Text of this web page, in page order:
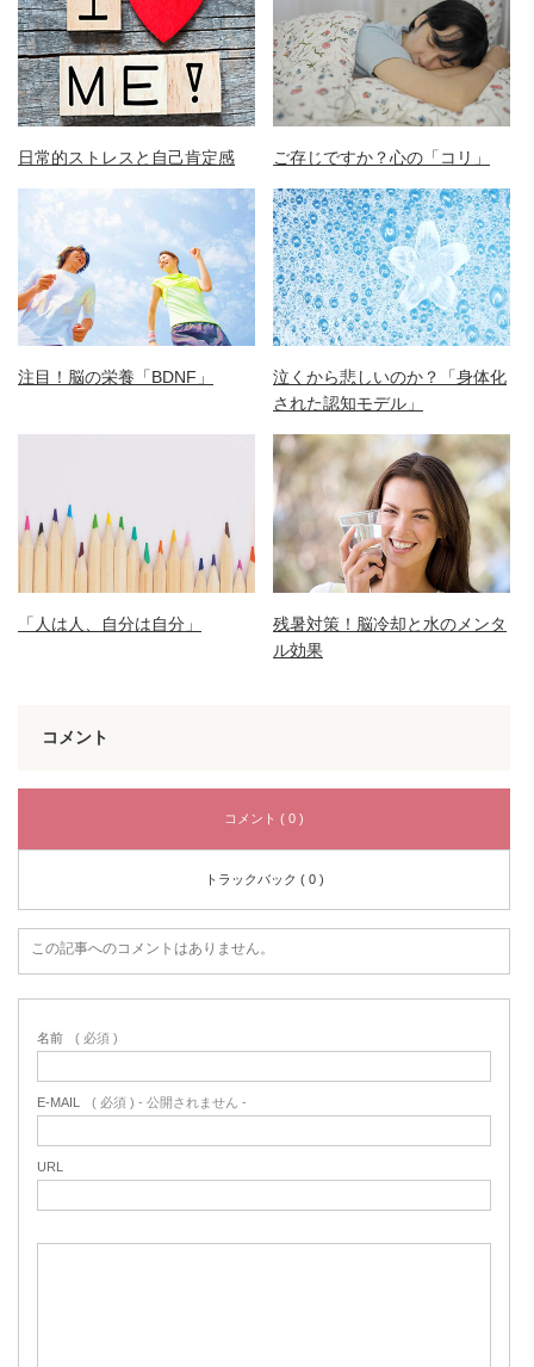
日常的ストレスと自己肯定感 ご存じですか？心の「コリ」
注目！脳の栄養「BDNF」
泣くから悲しいのか？「身体化
された認知モデル」
「人は人、自分は自分」
残暑対策！脳冷却と水のメンタ
ル効果
コメント
コメント ( 0 )
トラックバック ( 0 )
この記事へのコメントはありません。
名前 ( 必須 )
E-MAIL ( 必須 ) - 公開されません -
URL